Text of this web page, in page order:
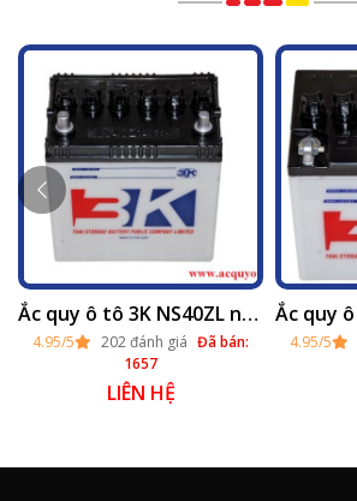
Ắc quy ô tô 3K NS40ZL nước (12v - 35ah)
4.95/5 202 đánh giá Đã bán:
1657
LIÊN HỆ
4.95/5